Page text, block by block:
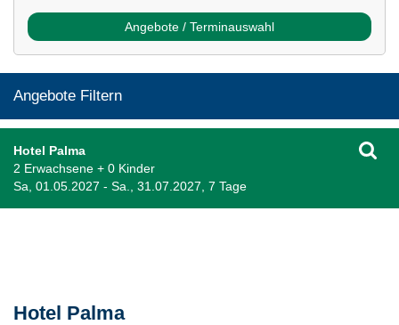
Angebote / Terminauswahl
Angebote Filtern
Hotel Palma
2 Erwachsene + 0 Kinder
Sa, 01.05.2027 - Sa., 31.07.2027, 7 Tage
Hotel Palma